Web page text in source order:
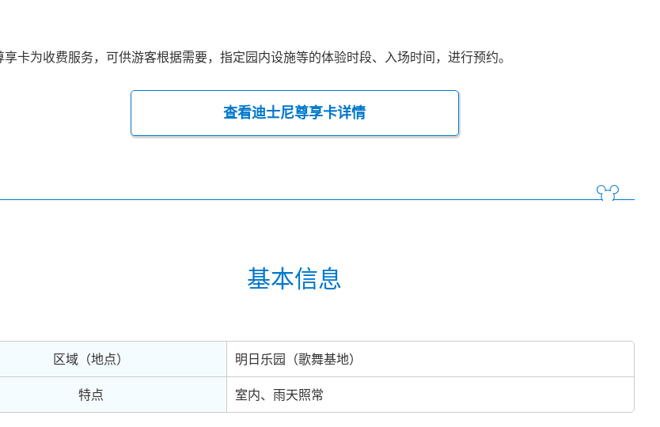
享卡为收费服务，可供游客根据需要，指定园内设施等的体验时段、入场时间，进行预约。
查看迪士尼尊享卡详情
基本信息
区域（地点） 明日乐园（歌舞基地）
特点 室内、雨天照常